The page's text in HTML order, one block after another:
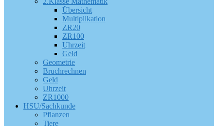
Übersicht
Multiplikation
ZR20
ZR100
Uhrzeit
Geld
Geometrie
Bruchrechnen
Geld
Uhrzeit
ZR1000
HSU/Sachkunde
Pflanzen
Tiere